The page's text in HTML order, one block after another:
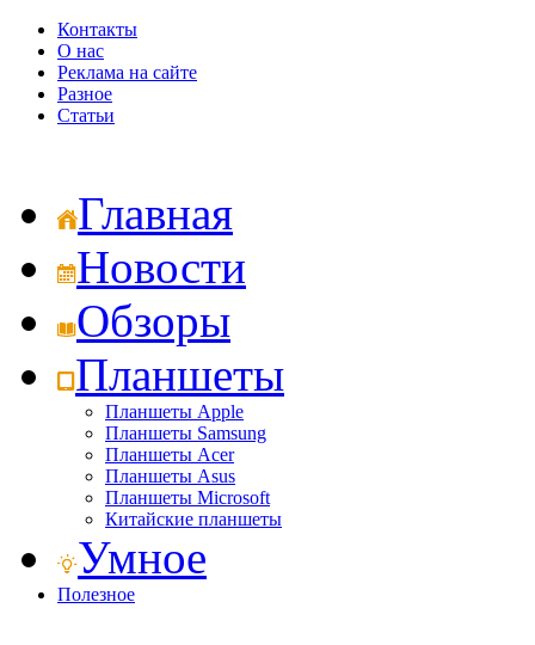
Контакты
О нас
Реклама на сайте
Разное
Статьи
Главная
Новости
Обзоры
Планшеты
Планшеты Apple
Планшеты Samsung
Планшеты Acer
Планшеты Asus
Планшеты Microsoft
Китайские планшеты
Умное
Полезное